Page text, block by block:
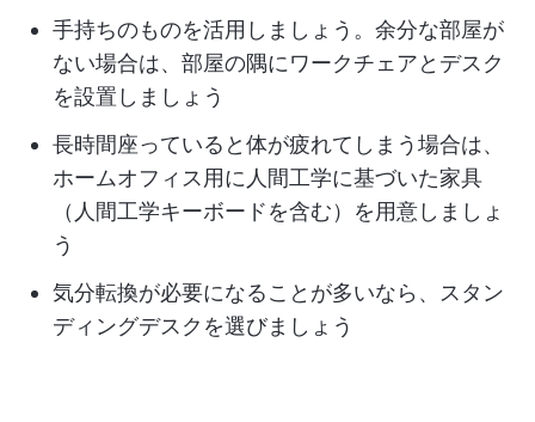
手持ちのものを活用しましょう。余分な部屋が
ない場合は、部屋の隅にワークチェアとデスク
を設置しましょう
長時間座っていると体が疲れてしまう場合は、
ホームオフィス用に人間工学に基づいた家具
（人間工学キーボードを含む）を用意しましょ
う
気分転換が必要になることが多いなら、スタン
ディングデスクを選びましょう